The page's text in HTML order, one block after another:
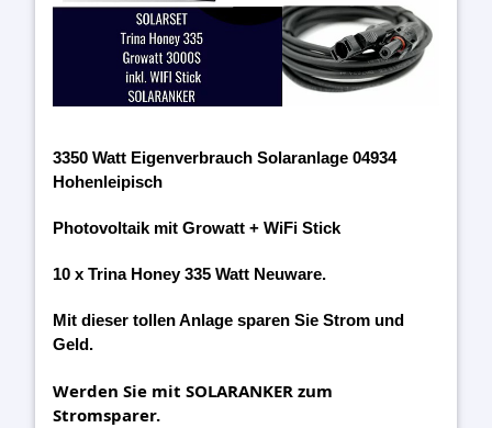
3350 Watt Eigenverbrauch Solaranlage 04934
Hohenleipisch
Photovoltaik mit Growatt + WiFi Stick
10 x Trina Honey 335 Watt Neuware.
Mit dieser tollen Anlage sparen Sie Strom und
Geld.
Werden Sie mit SOLARANKER zum
Stromsparer.